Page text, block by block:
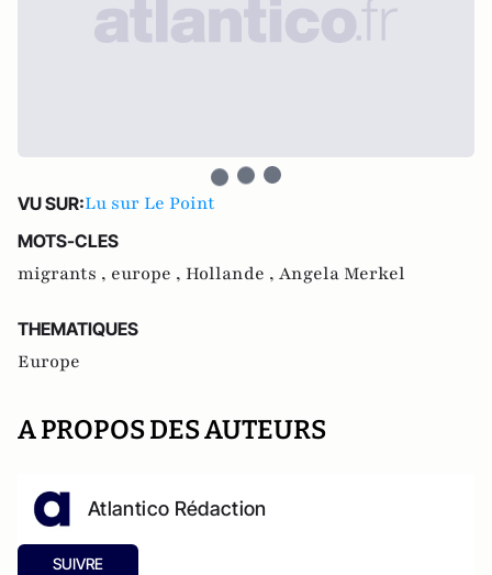
VU SUR:Lu sur Le Point
MOTS-CLES
migrants , europe , Hollande , Angela Merkel
THEMATIQUES
Europe
A PROPOS DES AUTEURS
Atlantico Rédaction
SUIVRE